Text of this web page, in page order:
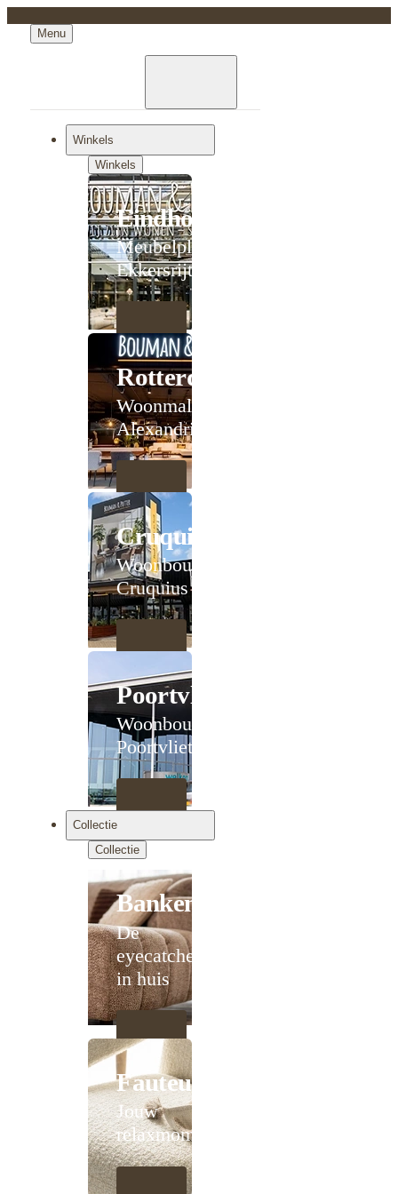
Menu
Winkels
Winkels
Eindhoven
Meubelplein
Ekkersrijt
Rotterdam
Woonmall
Alexandrium
Cruquius
Woonboulevard
Cruquius
Poortvliet
Woonboulevard
Poortvliet XXL
Collectie
Collectie
Banken
De
eyecatcher
in huis
Fauteuils
Jouw
relaxmoment